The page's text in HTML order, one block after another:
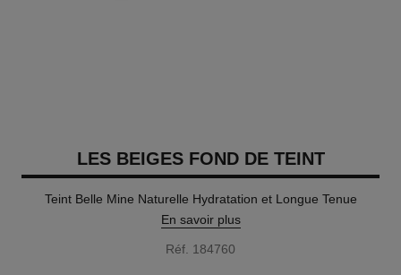
LES BEIGES FOND DE TEINT
Teint Belle Mine Naturelle Hydratation et Longue Tenue
En savoir plus
Réf. 184760